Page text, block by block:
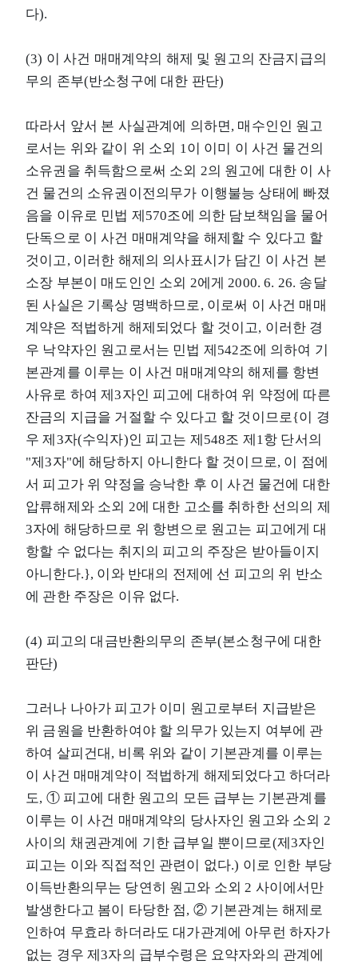
다).
(3) 이 사건 매매계약의 해제 및 원고의 잔금지급의
무의 존부(반소청구에 대한 판단)
따라서 앞서 본 사실관계에 의하면, 매수인인 원고
로서는 위와 같이 위 소외 1이 이미 이 사건 물건의
소유권을 취득함으로써 소외 2의 원고에 대한 이 사
건 물건의 소유권이전의무가 이행불능 상태에 빠졌
음을 이유로 민법 제570조에 의한 담보책임을 물어
단독으로 이 사건 매매계약을 해제할 수 있다고 할
것이고, 이러한 해제의 의사표시가 담긴 이 사건 본
소장 부본이 매도인인 소외 2에게 2000. 6. 26. 송달
된 사실은 기록상 명백하므로, 이로써 이 사건 매매
계약은 적법하게 해제되었다 할 것이고, 이러한 경
우 낙약자인 원고로서는 민법 제542조에 의하여 기
본관계를 이루는 이 사건 매매계약의 해제를 항변
사유로 하여 제3자인 피고에 대하여 위 약정에 따른
잔금의 지급을 거절할 수 있다고 할 것이므로{이 경
우 제3자(수익자)인 피고는 제548조 제1항 단서의
"제3자"에 해당하지 아니한다 할 것이므로, 이 점에
서 피고가 위 약정을 승낙한 후 이 사건 물건에 대한
압류해제와 소외 2에 대한 고소를 취하한 선의의 제
3자에 해당하므로 위 항변으로 원고는 피고에게 대
항할 수 없다는 취지의 피고의 주장은 받아들이지
아니한다.}, 이와 반대의 전제에 선 피고의 위 반소
에 관한 주장은 이유 없다.
(4) 피고의 대금반환의무의 존부(본소청구에 대한
판단)
그러나 나아가 피고가 이미 원고로부터 지급받은
위 금원을 반환하여야 할 의무가 있는지 여부에 관
하여 살피건대, 비록 위와 같이 기본관계를 이루는
이 사건 매매계약이 적법하게 해제되었다고 하더라
도, ① 피고에 대한 원고의 모든 급부는 기본관계를
이루는 이 사건 매매계약의 당사자인 원고와 소외 2
사이의 채권관계에 기한 급부일 뿐이므로(제3자인
피고는 이와 직접적인 관련이 없다.) 이로 인한 부당
이득반환의무는 당연히 원고와 소외 2 사이에서만
발생한다고 봄이 타당한 점, ② 기본관계는 해제로
인하여 무효라 하더라도 대가관계에 아무런 하자가
없는 경우 제3자의 급부수령은 요약자와의 관계에